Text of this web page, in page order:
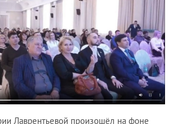
Лаврентьевой произошёл на фоне